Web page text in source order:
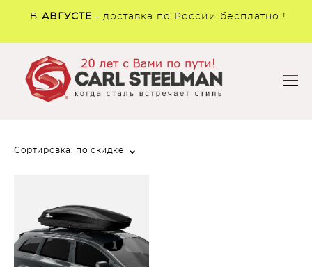
В АВГУСТЕ - доставка по России бесплатно !
Сортировка: по скидке